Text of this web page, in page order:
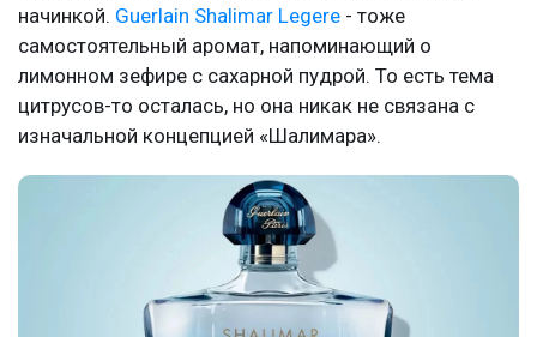
начинкой. Guerlain Shalimar Legere - тоже
самостоятельный аромат, напоминающий о
лимонном зефире с сахарной пудрой. То есть тема
цитрусов-то осталась, но она никак не связана с
изначальной концепцией «Шалимара».